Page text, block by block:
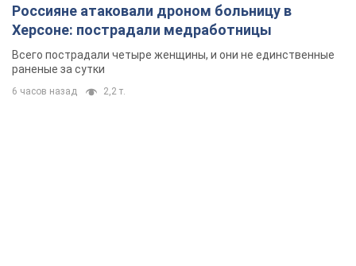
Россияне атаковали дроном больницу в
Херсоне: пострадали медработницы
Всего пострадали четыре женщины, и они не единственные
раненые за сутки
6 часов назад 2,2 т.